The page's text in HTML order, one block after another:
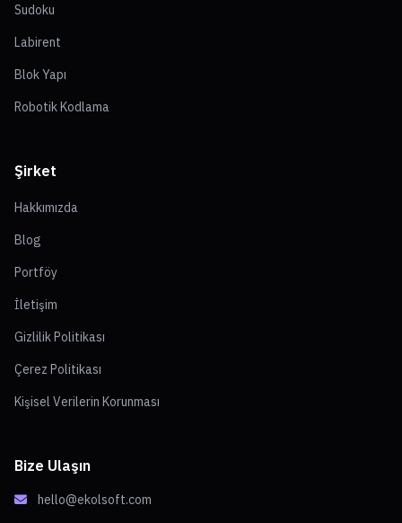
Sudoku
Labirent
Blok Yapı
Robotik Kodlama
Şirket
Hakkımızda
Blog
Portföy
İletişim
Gizlilik Politikası
Çerez Politikası
Kişisel Verilerin Korunması
Bize Ulaşın
hello@ekolsoft.com